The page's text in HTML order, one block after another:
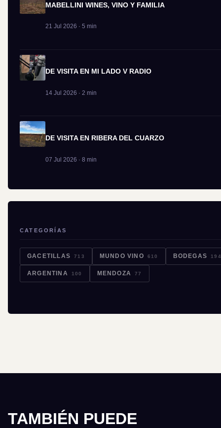
MABELLINI WINES, VINO Y FAMILIA
21 Jul 2026 · 5 min
DE VISITA EN MI LADO V RADIO
14 Jul 2026 · 2 min
DE VISITA EN RIBERA DEL CUARZO
07 Jul 2026 · 8 min
CATEGORÍAS
GACETILLAS 713 MUNDO VINO 610 BODEGAS 194
ARGENTINA 100 MENDOZA 77
TAMBIÉN PUEDE